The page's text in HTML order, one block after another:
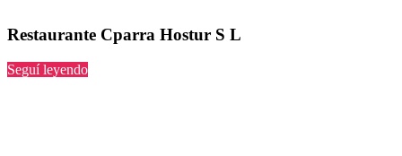
Restaurante Cparra Hostur S L
Seguí leyendo“Cparra